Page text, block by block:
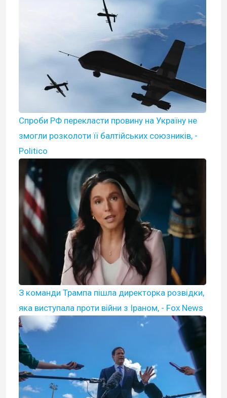
Спроби РФ перекласти провину на Україну не
змогли розколоти її балтійських союзників, -
Politico
З команди Трампа пішла директорка розвідки,
яка виступала проти війни з Іраном, - Fox News